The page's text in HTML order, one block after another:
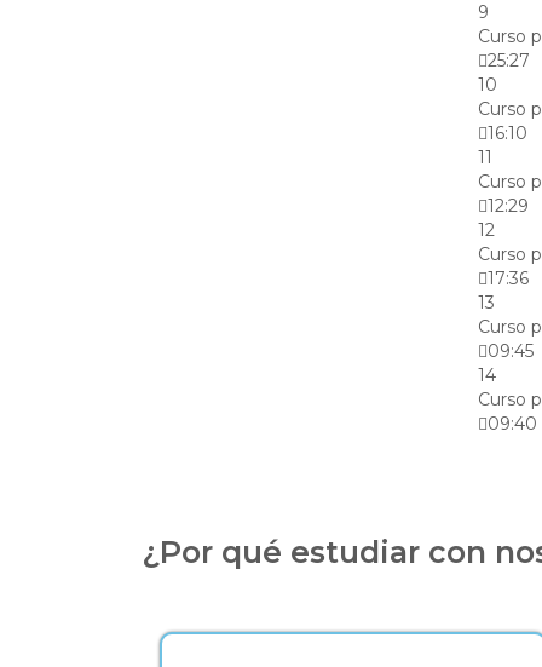
9
Curso
25:27
10
Curso
16:10
11
Curso
12:29
12
Curso
17:36
13
Curso
09:45
14
Curso
09:40
¿Por qué estudiar con